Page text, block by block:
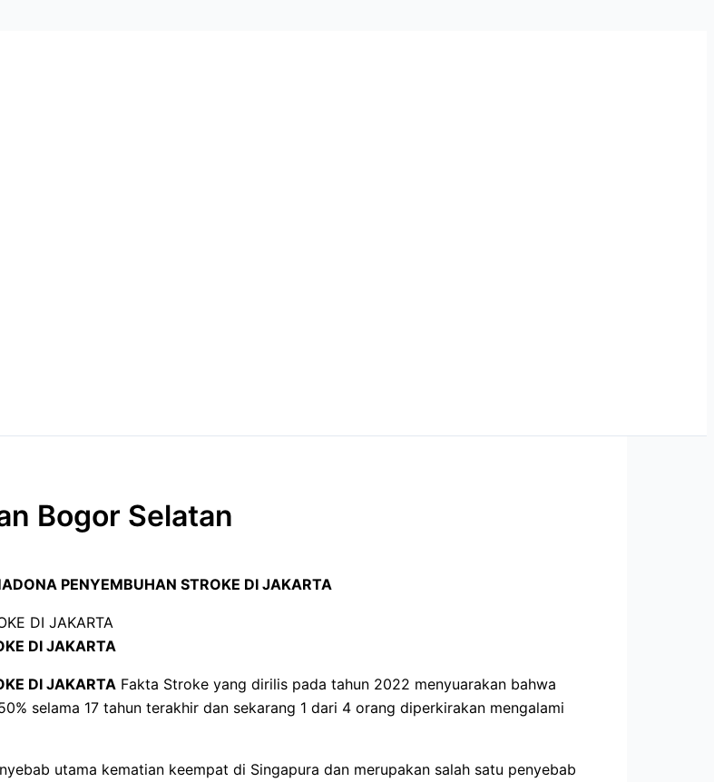
Bogor Selatan
PENYEMBUHAN STROKE DI JAKARTA
DI JAKARTA
DI JAKARTA Fakta Stroke yang dirilis pada tahun 2022 menyuarakan bahwa
selama 17 tahun terakhir dan sekarang 1 dari 4 orang diperkirakan mengalami
utama kematian keempat di Singapura dan merupakan salah satu penyebab